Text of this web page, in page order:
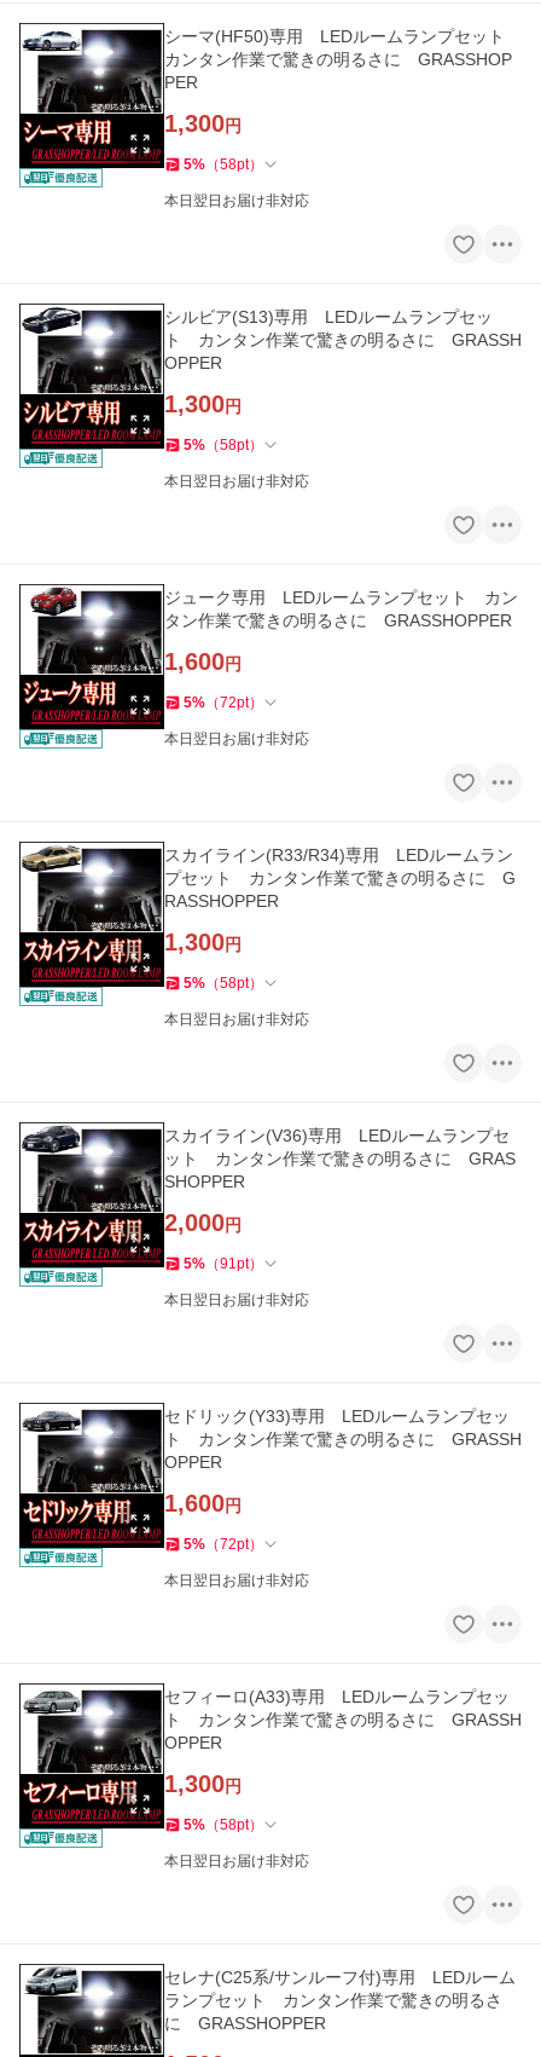
シーマ(HF50)専用 LEDルームランプセット
カンタン作業で驚きの明るさに GRASSHOP
PER
1,300円
5% （58pt）
本日翌日お届け非対応
シルビア(S13)専用 LEDルームランプセッ
ト カンタン作業で驚きの明るさに GRASSH
OPPER
1,300円
5% （58pt）
本日翌日お届け非対応
ジューク専用 LEDルームランプセット カン
タン作業で驚きの明るさに GRASSHOPPER
1,600円
5% （72pt）
本日翌日お届け非対応
スカイライン(R33/R34)専用 LEDルームラン
プセット カンタン作業で驚きの明るさに G
RASSHOPPER
1,300円
5% （58pt）
本日翌日お届け非対応
スカイライン(V36)専用 LEDルームランプセ
ット カンタン作業で驚きの明るさに GRAS
SHOPPER
2,000円
5% （91pt）
本日翌日お届け非対応
セドリック(Y33)専用 LEDルームランプセッ
ト カンタン作業で驚きの明るさに GRASSH
OPPER
1,600円
5% （72pt）
本日翌日お届け非対応
セフィーロ(A33)専用 LEDルームランプセッ
ト カンタン作業で驚きの明るさに GRASSH
OPPER
1,300円
5% （58pt）
本日翌日お届け非対応
セレナ(C25系/サンルーフ付)専用 LEDルーム
ランプセット カンタン作業で驚きの明るさ
に GRASSHOPPER